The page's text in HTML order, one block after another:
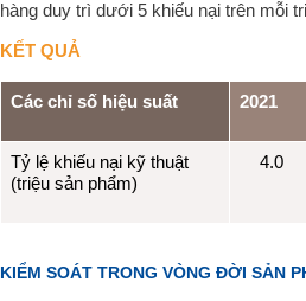
hàng duy trì dưới 5 khiếu nại trên mỗi
KẾT QUẢ
Các chỉ số hiệu suất 2021
Tỷ lệ khiếu nại kỹ thuật
(triệu sản phẩm)
4.0
KIỂM SOÁT TRONG VÒNG ĐỜI SẢN